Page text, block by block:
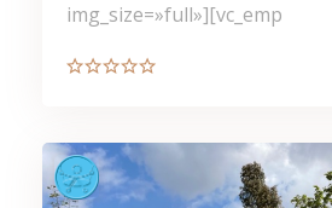
img_size=»full»][vc_emp